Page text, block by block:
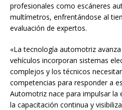
profesionales como escáneres
multímetros, enfrentándose al
evaluación de expertos.
«La tecnología automotriz
vehículos incorporan sistemas
complejos y los técnicos
competencias para responder a
Automotriz nace para impulsar la
la capacitación continua y